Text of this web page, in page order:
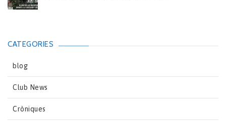
CATEGORIES
blog
Club News
Cròniques